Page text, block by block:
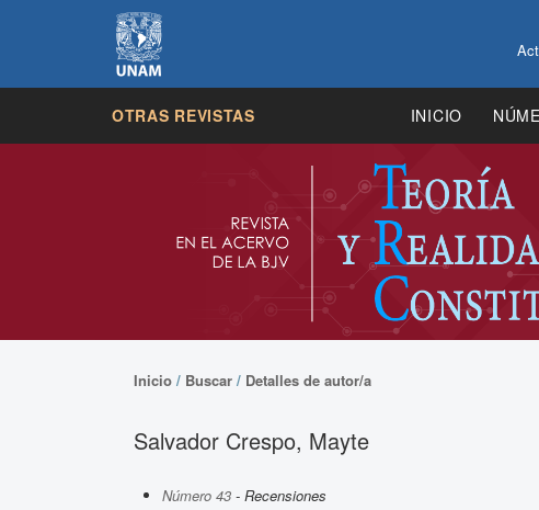
OTRAS REVISTAS INICIO
Inicio / Buscar / Detalles de autor/a
Salvador Crespo, Mayte
Número 43 - Recensiones